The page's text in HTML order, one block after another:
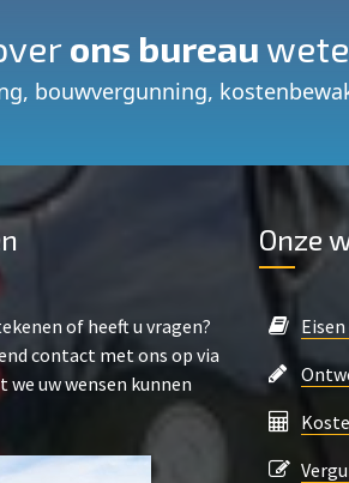
ons bureau
bouwvergunning,
of heeft u vragen?
contact met ons op via
we uw wensen kunnen
Onze